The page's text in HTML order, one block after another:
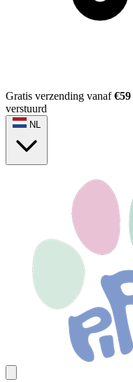
Gratis verzending vanaf€59
verstuurd
NL